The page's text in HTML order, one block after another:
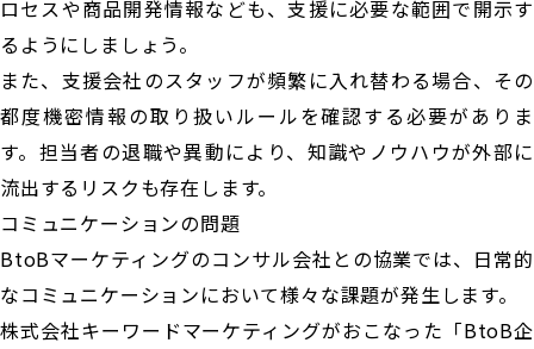
ロセスや商品開発情報なども、支援に必要な範囲で開示す
るようにしましょう。
また、支援会社のスタッフが頻繁に入れ替わる場合、その
都度機密情報の取り扱いルールを確認する必要がありま
す。担当者の退職や異動により、知識やノウハウが外部に
流出するリスクも存在します。
コミュニケーションの問題
BtoBマーケティングのコンサル会社との協業では、日常的
なコミュニケーションにおいて様々な課題が発生します。
株式会社キーワードマーケティングがおこなった「BtoB企